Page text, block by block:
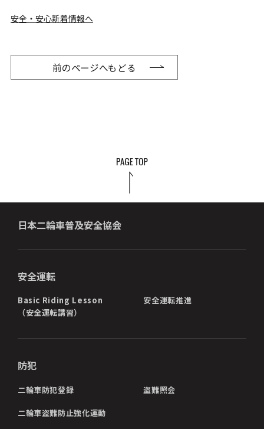
安全・安心新着情報へ
前のページへもどる
日本二輪車普及安全協会
安全運転
Basic Riding Lesson
（安全運転講習）
安全運転推進
防犯
二輪車防犯登録 盗難照会
二輪車盗難防止強化運動